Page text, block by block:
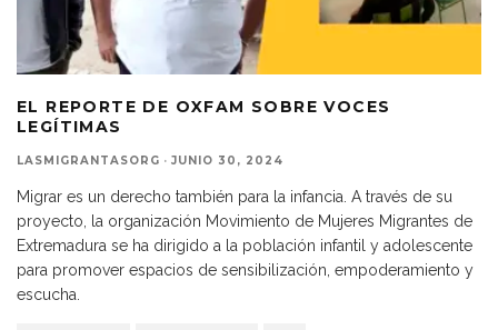
EL REPORTE DE OXFAM SOBRE VOCES
LEGÍTIMAS
LASMIGRANTASORG · JUNIO 30, 2024
Migrar es un derecho también para la infancia. A través de su
proyecto, la organización Movimiento de Mujeres Migrantes de
Extremadura se ha dirigido a la población infantil y adolescente
para promover espacios de sensibilización, empoderamiento y
escucha.